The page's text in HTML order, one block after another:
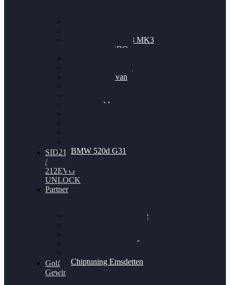
Nissan GT-R35 3.8 MK3
V6 TWINTURBO
VW Passat 2.0TDI
VW T6 Multivan
BMW 120d
BMW 520d G31
SID212
/
212EVO
UNLOCK
Partner
Bilgenroth Performance
Chiptuning Schüttorf
Chiptuning Emsdetten
Golf
Gewinnspiel